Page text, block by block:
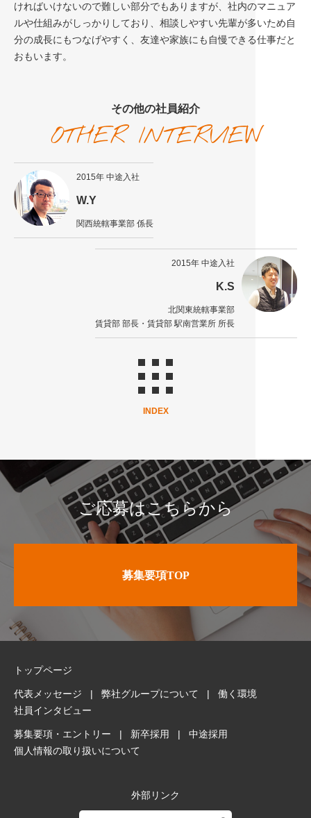
ければいけないので難しい部分でもありますが、社内のマニュア
ルや仕組みがしっかりしており、相談しやすい先輩が多いため自
分の成長にもつなげやすく、友達や家族にも自慢できる仕事だと
おもいます。
その他の社員紹介
OTHER INTERVIEW
2015年 中途入社
W.Y
関西統轄事業部 係長
2015年 中途入社
K.S
北関東統轄事業部
賃貸部 部長・賃貸部 駅南営業所 所長
INDEX
ご応募はこちらから
募集要項TOP
トップページ
代表メッセージ 弊社グループについて
働く環境
社員インタビュー
募集要項・エントリー 新卒採用
中途採用
個人情報の取り扱いについて
外部リンク